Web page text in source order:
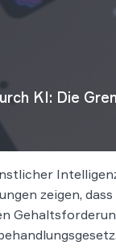
KI: Die
zeigen,